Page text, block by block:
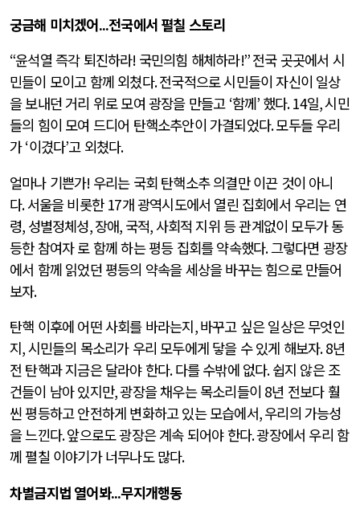
궁금해 미치겠어...전국에서 펼칠 스토리
“윤석열 즉각 퇴진하라! 국민의힘 해체하라!”전국 곳곳에서 시
민들이 모이고 함께 외쳤다.전국적으로 시민들이 자신이 일상
을 보내던 거리 위로 모여 광장을 만들고 ‘함께’ 했다. 14일,시민
들의 힘이 모여 드디어 탄핵소추안이 가결되었다.모두들 우리
가‘이겼다’고 외쳤다.
얼마나 기쁜가! 우리는 국회 탄핵소추 의결만 이끈 것이 아니
다.서울을 비롯한 17개 광역시도에서 열린 집회에서 우리는 연
령, 성별정체성,장애, 국적,사회적 지위 등 관계없이 모두가 동
등한 참여자 로 함께 하는 평등 집회를 약속했다.그렇다면 광장
에서 함께 읽었던 평등의 약속을 세상을 바꾸는 힘으로 만들어
보자.
탄핵 이후에 어떤 사회를 바라는지,바꾸고 싶은 일상은 무엇인
지,시민들의 목소리가 우리 모두에게 닿을 수 있게 해보자. 8년
전 탄핵과 지금은 달라야 한다.다를 수밖에 없다.쉽지 않은 조
건들이 남아 있지만,광장을 채우는 목소리들이 8년 전보다 훨
씬 평등하고 안전하게 변화하고 있는 모습에서,우리의 가능성
을 느낀다.앞으로도 광장은 계속 되어야 한다.광장에서 우리 함
께 펼칠 이야기가 너무나도 많다.
차별금지법 열어봐...무지개행동